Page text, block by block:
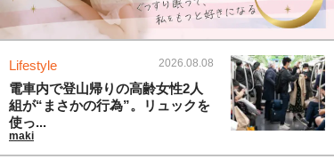
Lifestyle 2026.08.08
電車内で登山帰りの高齢女性2人
組が“まさかの行為”。リュックを
使っ...
maki